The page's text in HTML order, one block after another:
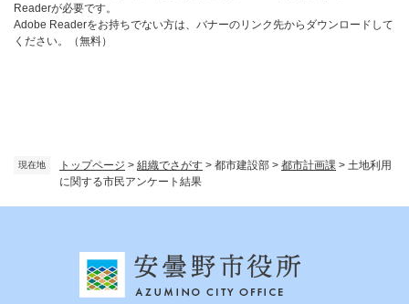
現在地 トップページ > 組織でさがす > 都市建設部 > 都市計画課 > 土地利用
に関する市民アンケート結果
Readerが必要です。
Adobe Readerをお持ちでない方は、バナーのリンク先からダウンロードして
ください。（無料）